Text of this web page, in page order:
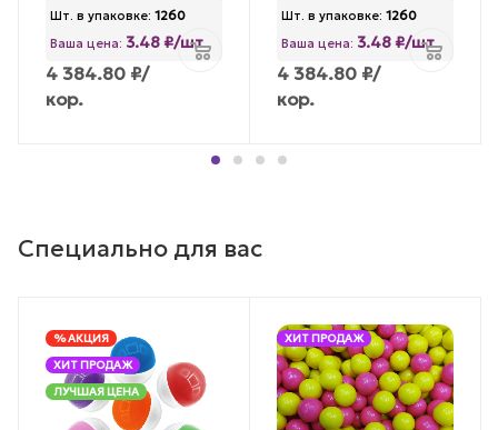
Шт. в упаковке: 1260
Ваша цена: 3.48 ₽/шт
4 384.80 ₽/
кор.
Шт. в упаковке: 1260
Ваша цена: 3.48 ₽/шт
4 384.80 ₽/
кор.
Специально для вас
% АКЦИЯ
ХИТ ПРОДАЖ
ЛУЧШАЯ ЦЕНА
ХИТ ПРОДАЖ